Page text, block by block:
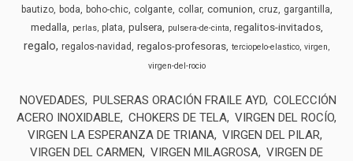
bautizo boda boho-chic colgante collar comunion cruz gargantilla
medalla perlas plata pulsera pulsera-de-cinta regalitos-invitados
regalo regalos-navidad regalos-profesoras terciopelo-elastico virgen
virgen-del-rocio
NOVEDADES PULSERAS ORACIÓN FRAILE AYD COLECCIÓN
ACERO INOXIDABLE CHOKERS DE TELA VIRGEN DEL ROCÍO
VIRGEN LA ESPERANZA DE TRIANA VIRGEN DEL PILAR
VIRGEN DEL CARMEN
VIRGEN MILAGROSA VIRGEN DE